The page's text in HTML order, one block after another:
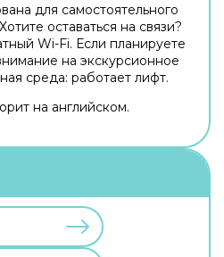
для самостоятельного
оставаться на связи?
Wi-Fi. Если планируете
на экскурсионное
среда: работает лифт.
на английском.